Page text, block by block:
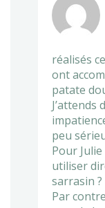
réalisés
ont
patate
J’attends
peu
Pour
utiliser
sarrasin ?
Par